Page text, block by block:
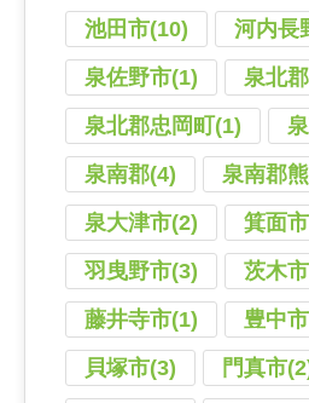
池田市(10)
河内長
泉佐野市(1)
泉北
泉北郡忠岡町(1)
泉南郡(4)
泉南郡
泉大津市(2)
箕面
羽曳野市(3)
茨木
藤井寺市(1)
豊中
貝塚市(3)
門真市